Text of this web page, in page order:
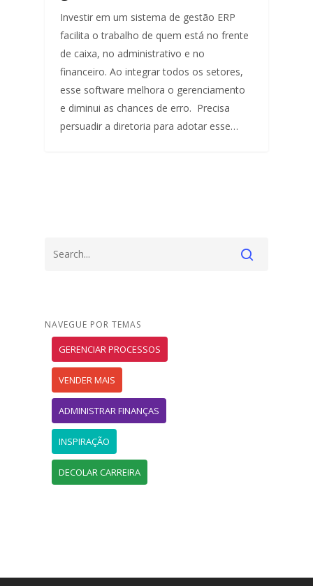
Investir em um sistema de gestão ERP
facilita o trabalho de quem está no frente
de caixa, no administrativo e no
financeiro. Ao integrar todos os setores,
esse software melhora o gerenciamento
e diminui as chances de erro. Precisa
persuadir a diretoria para adotar esse…
NAVEGUE POR TEMAS
GERENCIAR PROCESSOS
VENDER MAIS
ADMINISTRAR FINANÇAS
INSPIRAÇÃO
DECOLAR CARREIRA